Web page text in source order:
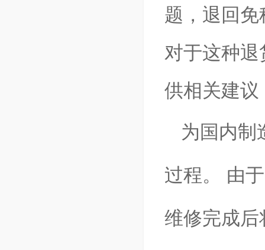
题，退回
对于这种
供相关建
为国内制
过程。 由
维修完成